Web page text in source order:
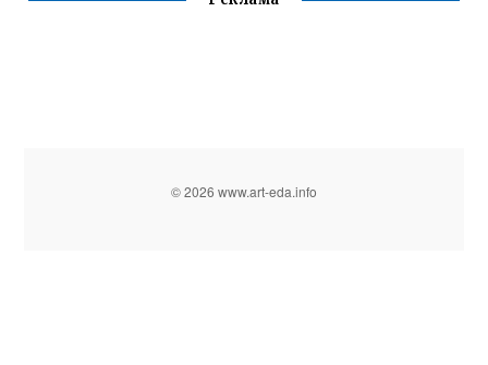
© 2026 www.art-eda.info